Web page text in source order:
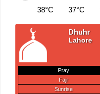
38°C 37°C